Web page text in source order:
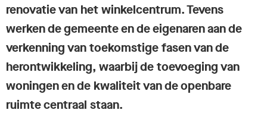
renovatie van het winkelcentrum. Tevens
werken de gemeente en de eigenaren aan de
verkenning van toekomstige fasen van de
herontwikkeling, waarbij de toevoeging van
woningen en de kwaliteit van de openbare
ruimte centraal staan.